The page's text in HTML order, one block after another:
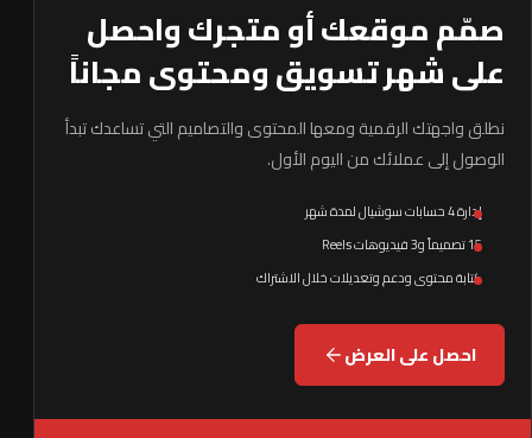
صمّم موقعك أو متجرك واحصل
على شهر تسويق ومحتوى مجاناً
نطلق واجهتك الرقمية ومعها المحتوى والتصاميم التي تساعدك تبدأ
الوصول إلى عملائك من اليوم الأول.
إدارة 4 حسابات سوشيال لمدة شهر
15 تصميماً و3 فيديوهات Reels
كتابة محتوى ودعم وتعديلات خلال الاشتراك
احصل على العرض